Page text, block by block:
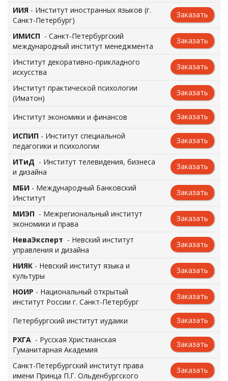
ИИЯ - Институт иностранных языков (г.
Санкт-Петербург)
Заказать
ИМИСП - Санкт-Петербургский
международный институт менеджмента
Заказать
Институт декоративно-прикладного
искусства
Заказать
Институт практической психологии
(Иматон)
Заказать
Институт экономики и финансов
Заказать
ИСПИП - Институт специальной
педагогики и психологии
Заказать
ИТиД - Институт телевидения, бизнеса
и дизайна
Заказать
МБИ - Международный Банковский
Институт
Заказать
МИЭП - Межрегиональный институт
экономики и права
Заказать
НеваЭксперт - Невский институт
управления и дизайна
Заказать
НИЯК - Невский институт языка и
культуры
Заказать
НОИР - Национальный открытый
институт России г. Санкт-Петербург
Заказать
Петербургский институт иудаики
Заказать
РХГА - Русская Христианская
Гуманитарная Академия
Заказать
Санкт-Петербургский институт права
имени Принца П.Г. Ольденбургского
Заказать